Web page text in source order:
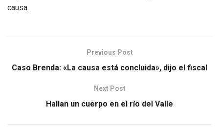
causa.
Previous Post
Caso Brenda: «La causa está concluida», dijo el fiscal
Next Post
Hallan un cuerpo en el río del Valle